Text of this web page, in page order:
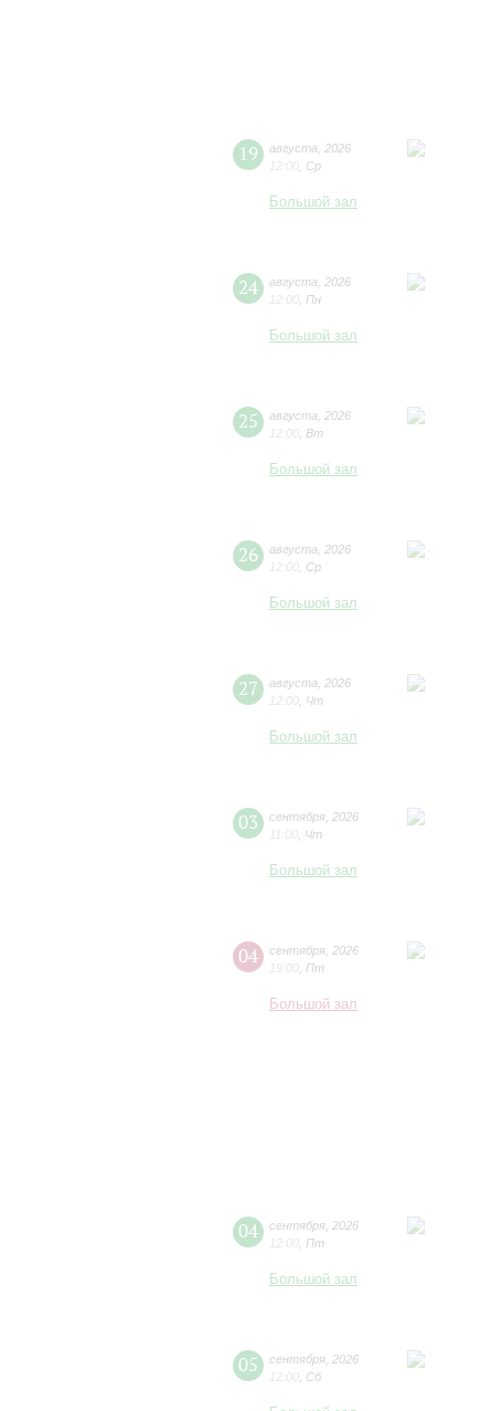
19 августа
2026
12:00 Ср
Большой зал
24 августа
2026
12:00 Пн
Большой зал
25 августа
2026
12:00 Вт
Большой зал
26 августа
2026
12:00 Ср
Большой зал
27 августа
2026
12:00 Чт
Большой зал
03 сентября 2026
11:00 Чт
Большой зал
04 сентября 2026
19:00 Пт
Большой зал
04 сентября 2026
12:00 Пт
Большой зал
05 сентября 2026
12:00 Сб